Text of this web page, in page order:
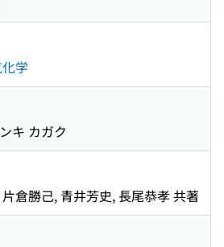
学
キ カガク
倉勝己, 青井芳史, 長尾恭孝 共著